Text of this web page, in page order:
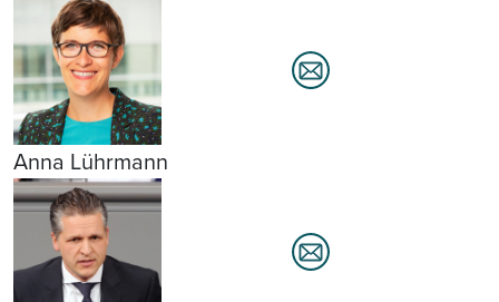
Anna Lührmann